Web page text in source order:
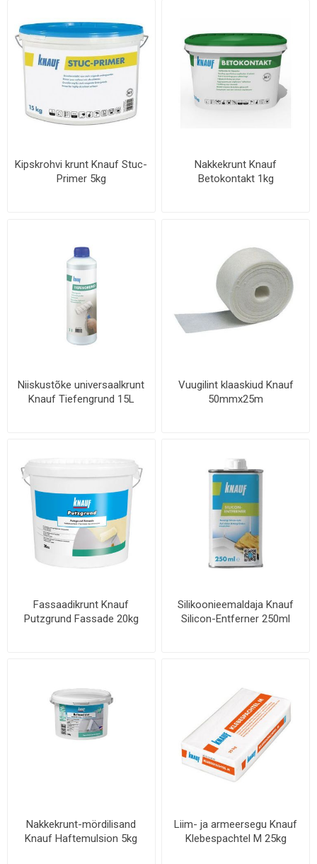
Kipskrohvi krunt Knauf Stuc-
Primer 5kg
Nakkekrunt Knauf
Betokontakt 1kg
Niiskustõke universaalkrunt
Knauf Tiefengrund 15L
Vuugilint klaaskiud Knauf
50mmx25m
Fassaadikrunt Knauf
Putzgrund Fassade 20kg
Silikoonieemaldaja Knauf
Silicon-Entferner 250ml
Nakkekrunt-mördilisand
Knauf Haftemulsion 5kg
Liim- ja armeersegu Knauf
Klebespachtel M 25kg